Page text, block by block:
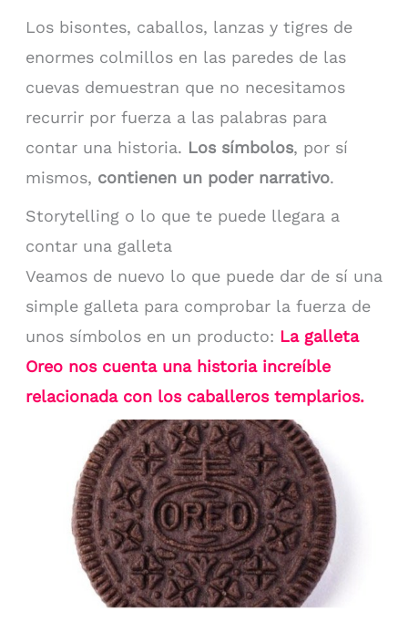
Los bisontes, caballos, lanzas y tigres de
enormes colmillos en las paredes de las
cuevas demuestran que no necesitamos
recurrir por fuerza a las palabras para
contar una historia. Los símbolos, por sí
mismos, contienen un poder narrativo.
Storytelling o lo que te puede llegara a
contar una galleta
Veamos de nuevo lo que puede dar de sí una
simple galleta para comprobar la fuerza de
unos símbolos en un producto: La galleta
Oreo nos cuenta una historia increíble
relacionada con los caballeros templarios.